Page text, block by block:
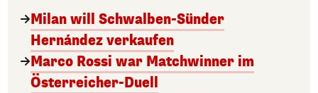
Milan will Schwalben-Sünder
Hernández verkaufen
Marco Rossi war Matchwinner im
Österreicher-Duell